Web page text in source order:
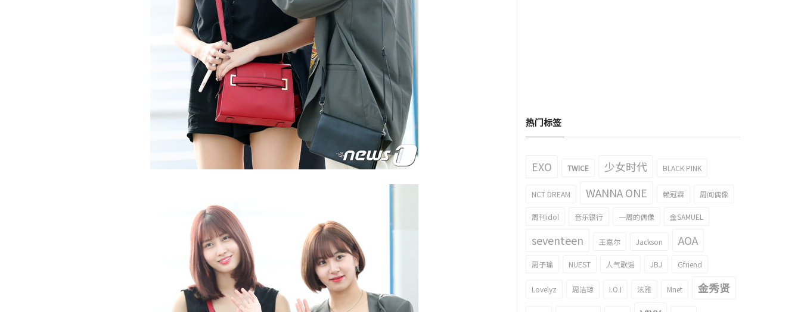
热门标签
EXO TWICE 少女时代 BLACK PINK
NCT DREAM WANNA ONE 赖冠霖 周间偶像
周刊idol 音乐银行 一周的偶像 金SAMUEL
seventeen 王嘉尔 Jackson AOA
周子瑜 NUEST 人气歌谣 JBJ Gfriend
Lovelyz 周洁琼 I.O.I 泫雅 Mnet 金秀贤